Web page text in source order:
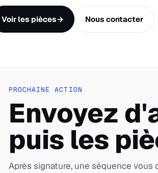
Voir les pièces→ Nous contacter
PROCHAINE ACTION
Envoyez
puis les
Après signature, une séquence